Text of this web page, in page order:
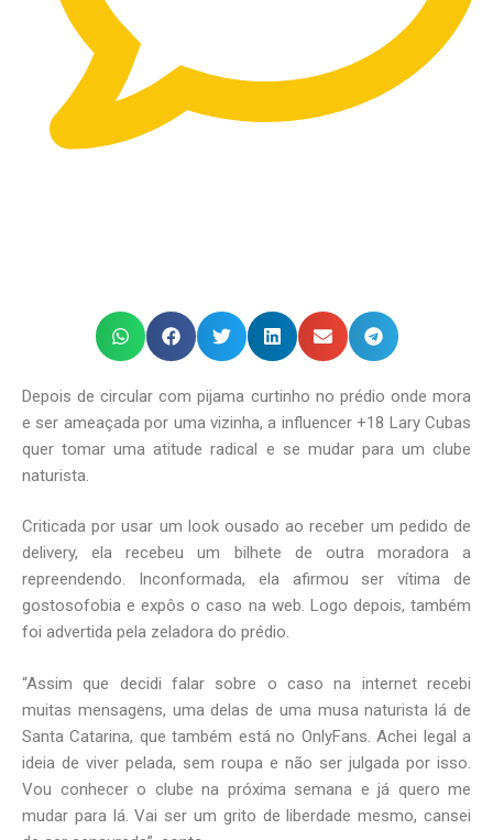
Depois de circular com pijama curtinho no prédio onde mora
e ser ameaçada por uma vizinha, a influencer +18 Lary Cubas
quer tomar uma atitude radical e se mudar para um clube
naturista.
Criticada por usar um look ousado ao receber um pedido de
delivery, ela recebeu um bilhete de outra moradora a
repreendendo. Inconformada, ela afirmou ser vítima de
gostosofobia e expôs o caso na web. Logo depois, também
foi advertida pela zeladora do prédio.
“Assim que decidi falar sobre o caso na internet recebi
muitas mensagens, uma delas de uma musa naturista lá de
Santa Catarina, que também está no OnlyFans. Achei legal a
ideia de viver pelada, sem roupa e não ser julgada por isso.
Vou conhecer o clube na próxima semana e já quero me
mudar para lá. Vai ser um grito de liberdade mesmo, cansei